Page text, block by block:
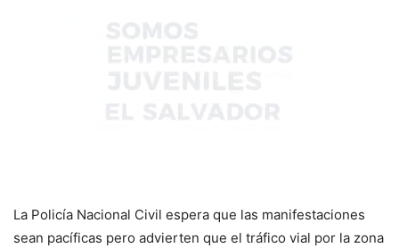
La Policía Nacional Civil espera que las manifestaciones
sean pacíficas pero advierten que el tráfico vial por la zona